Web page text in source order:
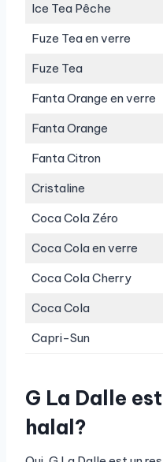
Ice Tea Pêche
Fuze Tea en verre
Fuze Tea
Fanta Orange en verre
Fanta Orange
Fanta Citron
Cristaline
Coca Cola Zéro
Coca Cola en verre
Coca Cola Cherry
Coca Cola
Capri-Sun
G La Dalle
halal?